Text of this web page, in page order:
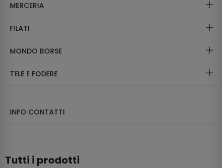
MERCERIA
FILATI
MONDO BORSE
TELE E FODERE
INFO CONTATTI
Tutti i prodotti